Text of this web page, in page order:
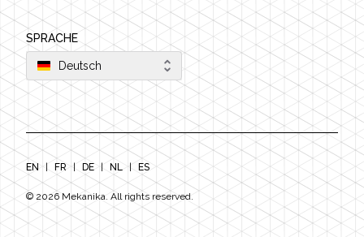
SPRACHE
Deutsch
EN FR DE NL ES
© 2026 Mekanika. All rights reserved.